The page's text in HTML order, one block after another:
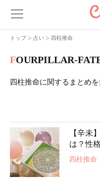
トップ > 占い > 四柱推命
FOURPILLAR-
四柱推命に関するまとめを
【辛未
は？性
四柱推命